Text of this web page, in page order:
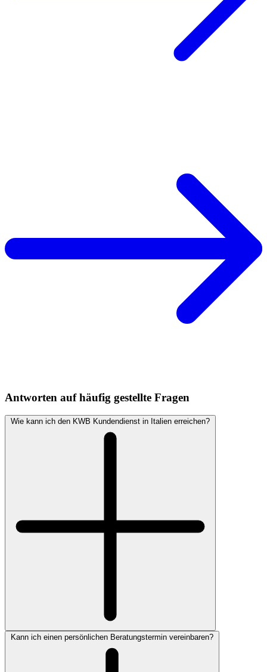
Antworten auf häufig gestellte Fragen
Wie kann ich den KWB Kundendienst in Italien erreichen?
Kann ich einen persönlichen Beratungstermin vereinbaren?